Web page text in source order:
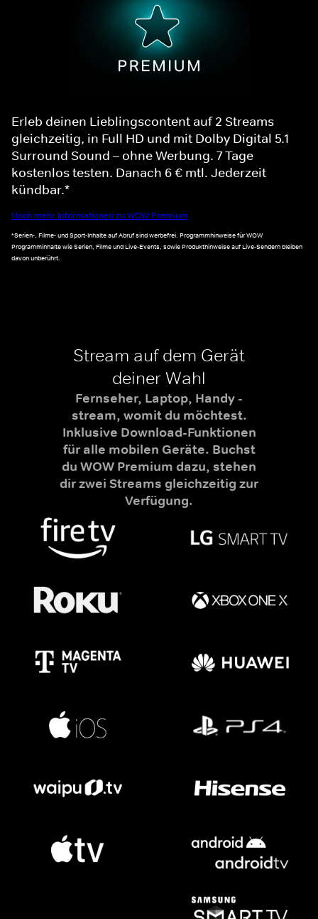
Erleb deinen Lieblingscontent auf 2 Streams
gleichzeitig, in Full HD und mit Dolby Digital 5.1
Surround Sound – ohne Werbung. 7 Tage
kostenlos testen. Danach 6 € mtl. Jederzeit
kündbar.*
Noch mehr Informationen zu WOW Premium
*Serien-, Filme- und Sport-Inhalte auf Abruf sind werbefrei. Programmhinweise für WOW
Programminhalte wie Serien, Filme und Live-Events, sowie Produkthinweise auf Live-Sendern bleiben
davon unberührt.
Stream auf dem Gerät
deiner Wahl
Fernseher, Laptop, Handy -
stream, womit du möchtest.
Inklusive Download-Funktionen
für alle mobilen Geräte. Buchst
du WOW Premium dazu, stehen
dir zwei Streams gleichzeitig zur
Verfügung.